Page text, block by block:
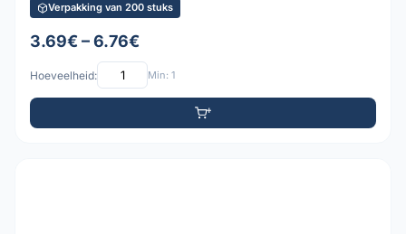
Verpakking van 200 stuks
3.69€ – 6.76€
Hoeveelheid: Min: 1